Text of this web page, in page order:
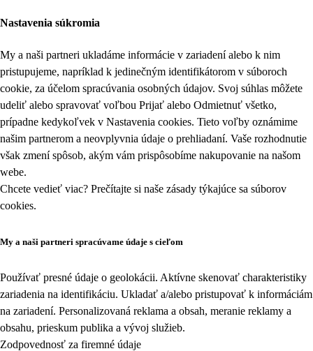
Nastavenia súkromia
My a naši partneri ukladáme informácie v zariadení alebo k nim
pristupujeme, napríklad k jedinečným identifikátorom v súboroch
cookie, za účelom spracúvania osobných údajov. Svoj súhlas môžete
udeliť alebo spravovať voľbou Prijať alebo Odmietnuť všetko,
prípadne kedykoľvek v Nastavenia cookies. Tieto voľby oznámime
našim partnerom a neovplyvnia údaje o prehliadaní. Vaše rozhodnutie
však zmení spôsob, akým vám prispôsobíme nakupovanie na našom
webe.
Chcete vedieť viac? Prečítajte si naše zásady týkajúce sa súborov
cookies.
My a naši partneri spracúvame údaje s cieľom
Používať presné údaje o geolokácii. Aktívne skenovať charakteristiky
zariadenia na identifikáciu. Ukladať a/alebo pristupovať k informáciám
na zariadení. Personalizovaná reklama a obsah, meranie reklamy a
obsahu, prieskum publika a vývoj služieb.
Zodpovednosť za firemné údaje